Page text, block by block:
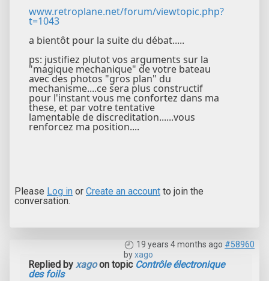
www.retroplane.net/forum/viewtopic.php?
t=1043
a bientôt pour la suite du débat.....
ps: justifiez plutot vos arguments sur la
"magique mechanique" de votre bateau
avec des photos "gros plan" du
mechanisme....ce sera plus constructif
pour l'instant vous me confortez dans ma
these, et par votre tentative
lamentable de discreditation......vous
renforcez ma position....
Please Log in or Create an account to join the
conversation.
19 years 4 months ago #58960
byxago
Replied by xagoon topic Contrôle électronique
des foils